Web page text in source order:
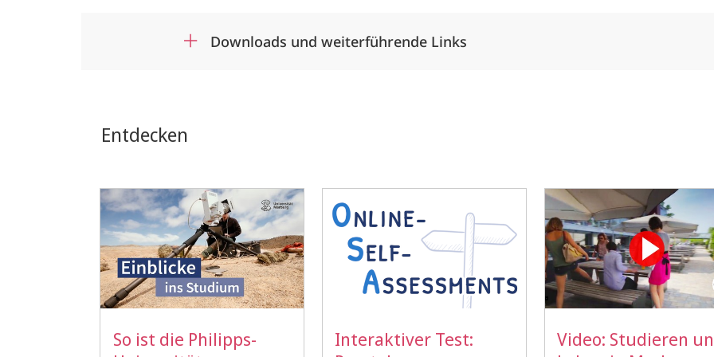
Downloads und weiterführende Links
Entdecken
So ist die Philipps-
Interaktiver Test:
Video: Studieren